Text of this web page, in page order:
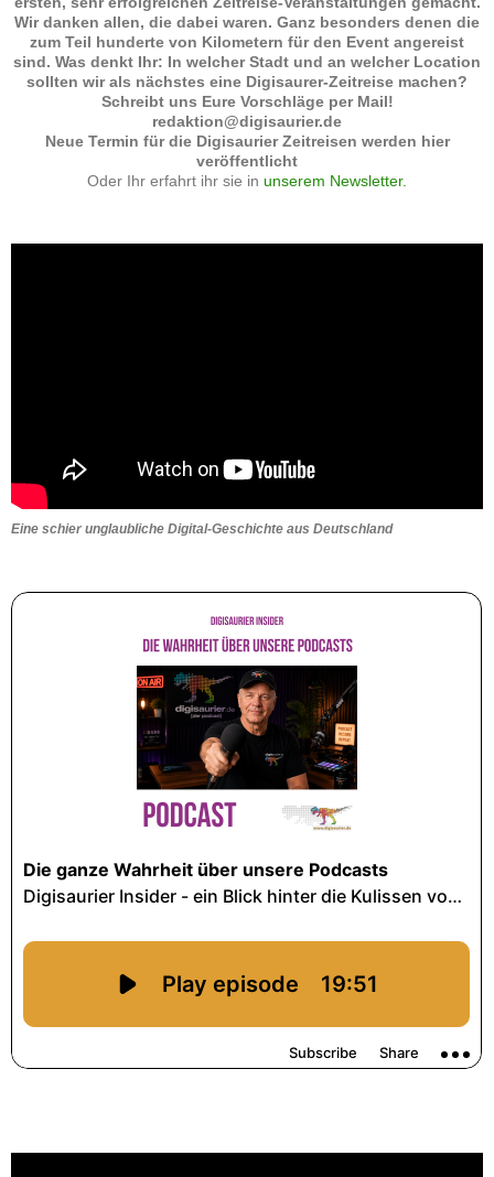
Wir danken allen, die dabei waren. Ganz besonders denen die
zum Teil hunderte von Kilometern für den Event angereist
sind. Was denkt Ihr: In welcher Stadt und an welcher Location
sollten wir als nächstes eine Digisaurer-Zeitreise machen?
Schreibt uns Eure Vorschläge per Mail!
redaktion@digisaurier.de
Neue Termin für die Digisaurier Zeitreisen werden hier
veröffentlicht
Oder Ihr erfahrt ihr sie in unserem Newsletter.
Eine schier unglaubliche Digital-Geschichte aus Deutschland